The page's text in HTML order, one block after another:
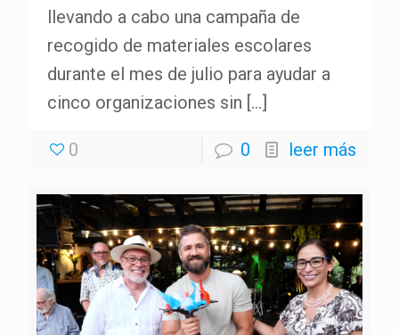
llevando a cabo una campaña de
recogido de materiales escolares
durante el mes de julio para ayudar a
cinco organizaciones sin […]
0 0 leer más